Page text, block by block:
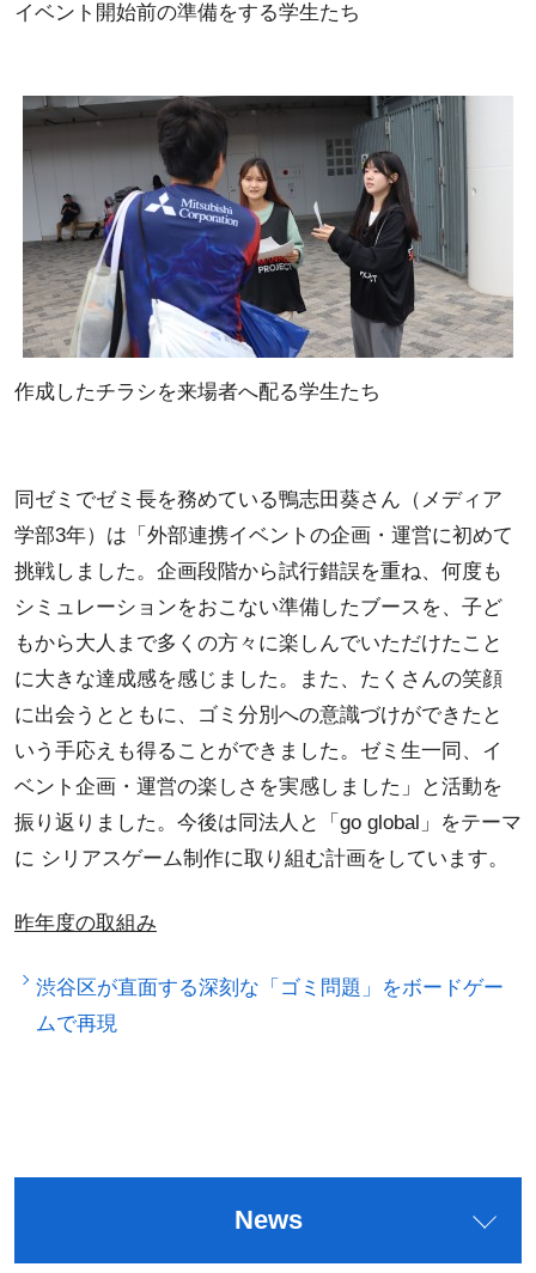
イベント開始前の準備をする学生たち
作成したチラシを来場者へ配る学生たち
同ゼミでゼミ長を務めている鴨志田葵さん（メディア
学部3年）は「外部連携イベントの企画・運営に初めて
挑戦しました。企画段階から試行錯誤を重ね、何度も
シミュレーションをおこない準備したブースを、子ど
もから大人まで多くの方々に楽しんでいただけたこと
に大きな達成感を感じました。また、たくさんの笑顔
に出会うとともに、ゴミ分別への意識づけができたと
いう手応えも得ることができました。ゼミ生一同、イ
ベント企画・運営の楽しさを実感しました」と活動を
振り返りました。今後は同法人と「go global」をテーマ
に シリアスゲーム制作に取り組む計画をしています。
昨年度の取組み
渋谷区が直面する深刻な「ゴミ問題」をボードゲー
ムで再現
News